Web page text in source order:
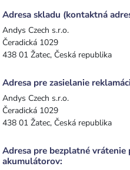
Adresa skladu (kontaktná
Andys Czech s.r.o.
Čeradická 1029
438 01 Žatec, Česká republika
Adresa pre zasielanie
Andys Czech s.r.o.
Čeradická 1029
438 01 Žatec, Česká republika
Adresa pre bezplatné
akumulátorov: